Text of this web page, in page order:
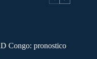
Congo: pronostico